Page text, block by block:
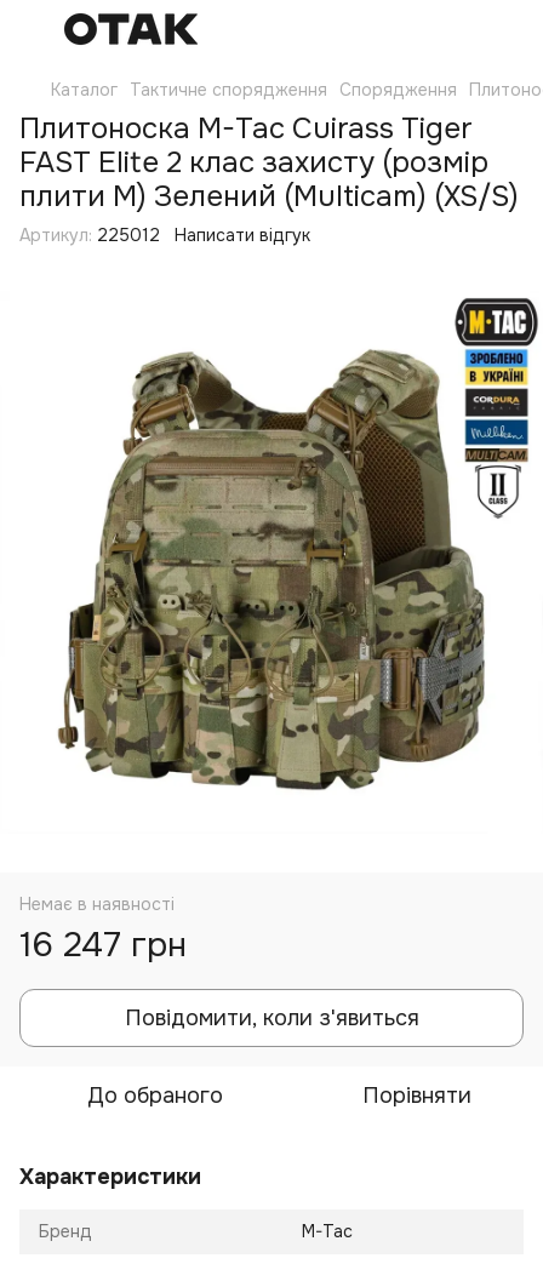
Каталог Тактичне спорядження Спорядження
Плитоноска M-Tac Cuirass Tiger
FAST Elite 2 клас захисту (розмір
плити М) Зелений (Multicam) (XS/S)
Артикул: 225012 Написати відгук
Немає в наявності
16 247 грн
Повідомити, коли з'явиться
До обраного Порівняти
Характеристики
Бренд M-Tac